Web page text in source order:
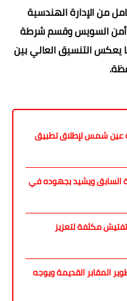
من الإدارة الهندسية
أمن السويس وقسم شرطة
يعكس التنسيق العالي بين
عين شمس لإطلاق تطبيق
السابق ويشيد بجهوده في
مكثفة لتعزيز
المقابر القديمة ويوجه